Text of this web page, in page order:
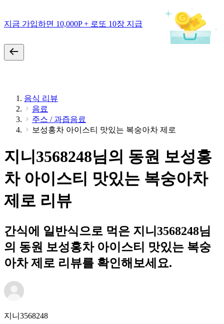
지금 가입하면 10,000P + 로또 10장 지급
음식 리뷰
음료
주스 / 과즙음료
보성홍차 아이스티 맛있는 복숭아차 제로
지니3568248님의 동원 보성홍
차 아이스티 맛있는 복숭아차
제로 리뷰
간식에 일반식으로 먹은 지니3568248님
의 동원 보성홍차 아이스티 맛있는 복숭
아차 제로 리뷰를 확인해보세요.
지니3568248